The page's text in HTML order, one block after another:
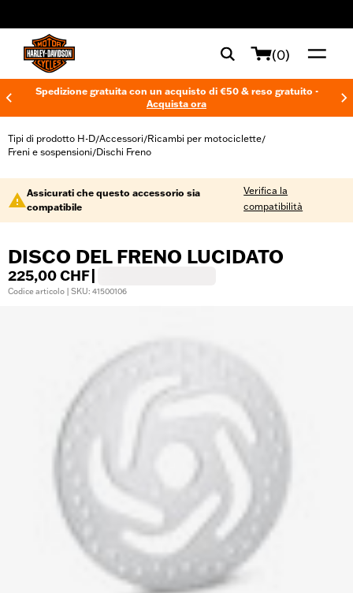
(0)
Spedizione gratuita con un acquisto di €50 & reso gratuito -
Acquista ora
Tipi di prodotto H-D/Accessori/Ricambi per motociclette/
Freni e sospensioni/Dischi Freno
Assicurati che questo accessorio sia
compatibile
Verifica la
compatibilità
DISCO DEL FRENO LUCIDATO
225,00 CHF
Codice articolo | SKU: 41500106